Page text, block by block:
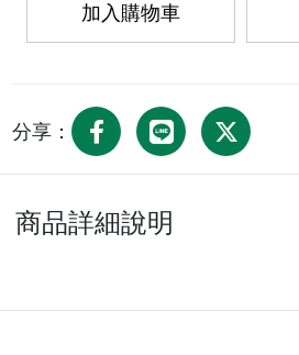
加入購物車
分享：
商品詳細說明